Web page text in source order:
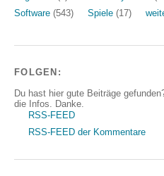
Software (543) Spiele (17)
FOLGEN:
Du hast hier gute Beiträge
die Infos. Danke.
RSS-FEED
RSS-FEED der Kommentare